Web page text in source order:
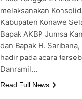
melaksanakan
Kabupaten Konawe
Bapak AKBP Jumsa
dan Bapak H.
hadir pada acara
Danramil…
Read Full News